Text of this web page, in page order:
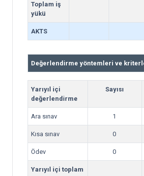
Toplam iş
yükü
AKTS
Değerlendirme yöntemleri ve
Yarıyıl içi
değerlendirme
Sayısı
Ara sınav 1
Kısa sınav 0
Ödev 0
Yarıyıl içi toplam